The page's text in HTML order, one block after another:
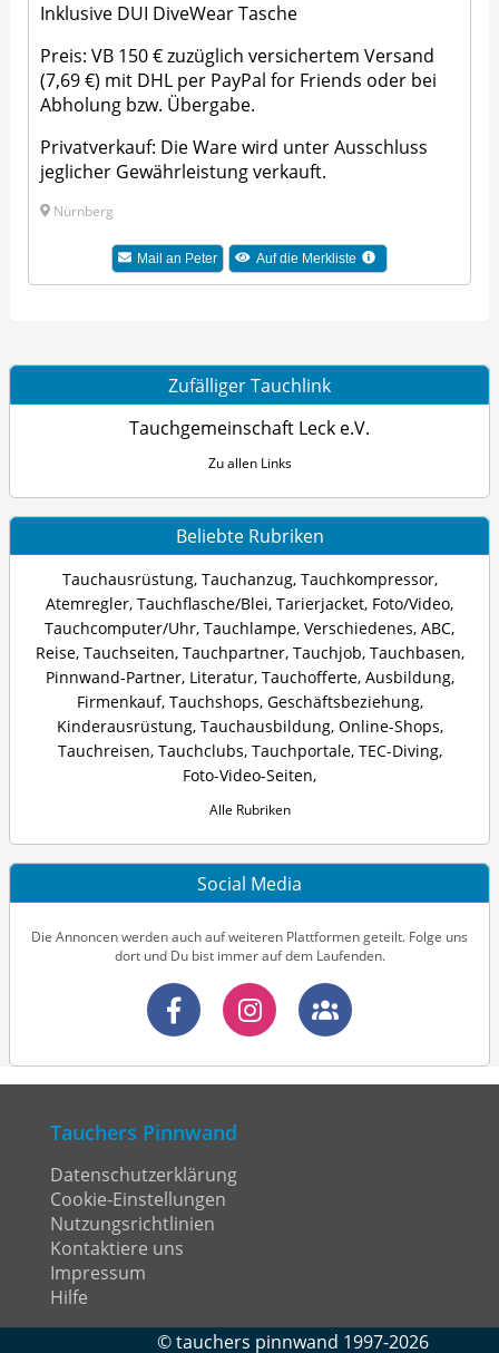
Inklusive DUI DiveWear Tasche
Preis: VB 150 € zuzüglich versichertem Versand
(7,69 €) mit DHL per PayPal for Friends oder bei
Abholung bzw. Übergabe.
Privatverkauf: Die Ware wird unter Ausschluss
jeglicher Gewährleistung verkauft.
Nürnberg
Mail an Peter Auf die Merkliste
Zufälliger Tauchlink
Tauchgemeinschaft Leck e.V.
Zu allen Links
Beliebte Rubriken
Tauchausrüstung, Tauchanzug, Tauchkompressor,
Atemregler, Tauchflasche/Blei, Tarierjacket, Foto/Video,
Tauchcomputer/Uhr, Tauchlampe, Verschiedenes, ABC,
Reise, Tauchseiten, Tauchpartner, Tauchjob, Tauchbasen,
Pinnwand-Partner, Literatur, Tauchofferte, Ausbildung,
Firmenkauf, Tauchshops, Geschäftsbeziehung,
Kinderausrüstung, Tauchausbildung, Online-Shops,
Tauchreisen, Tauchclubs, Tauchportale, TEC-Diving,
Foto-Video-Seiten,
Alle Rubriken
Social Media
Die Annoncen werden auch auf weiteren Plattformen geteilt. Folge uns
dort und Du bist immer auf dem Laufenden.
Tauchers Pinnwand
Datenschutzerklärung
Cookie-Einstellungen
Nutzungsrichtlinien
Kontaktiere uns
Impressum
Hilfe
©tauchers pinnwand 1997-2026